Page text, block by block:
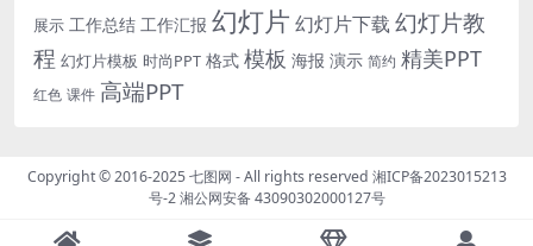
展示 工作总结 工作汇报 幻灯片 幻灯片下载 幻灯片教
程 幻灯片模板 时尚PPT 格式 模板 海报 演示 简约 精美PPT
红色 课件 高端PPT
Copyright © 2016-2025七图网 - All rights reserved 湘ICP备2023015213
号-2湘公网安备 43090302000127号